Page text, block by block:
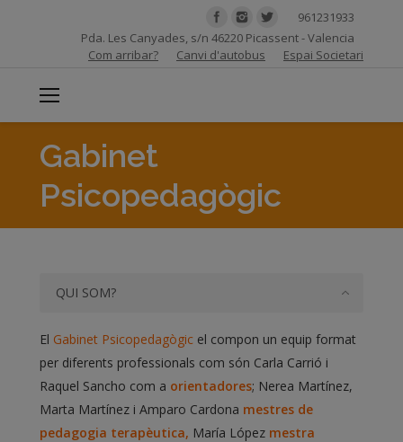
961231933
Pda. Les Canyades, s/n 46220 Picassent - Valencia
Com arribar?
Canvi d'autobus Espai Societari
Gabinet
Psicopedagògic
QUI SOM?
El Gabinet Psicopedagògic el compon un equip format
per diferents professionals com són Carla Carrió i
Raquel Sancho com a orientadores; Nerea Martínez,
Marta Martínez i Amparo Cardona mestres de
pedagogia terapèutica, María López mestra